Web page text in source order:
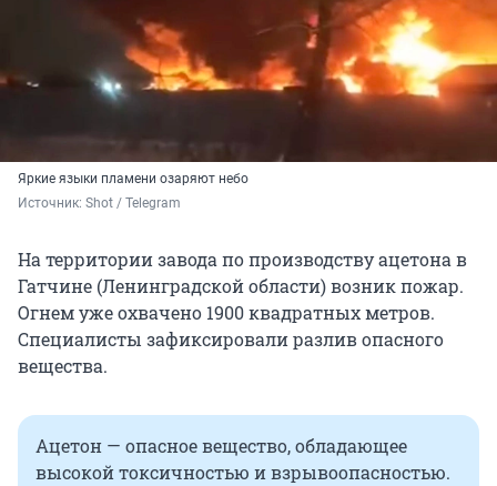
Яркие языки пламени озаряют небо
Источник: Shot / Telegram
На территории завода по производству ацетона в
Гатчине (Ленинградской области) возник пожар.
Огнем уже охвачено 1900 квадратных метров.
Специалисты зафиксировали разлив опасного
вещества.
Ацетон — опасное вещество, обладающее
высокой токсичностью и взрывоопасностью.